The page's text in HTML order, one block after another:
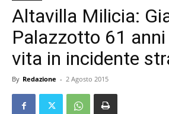
Altavilla Milicia:
Palazzotto 61
vita in incidente
By Redazione - 2 Agosto 2015